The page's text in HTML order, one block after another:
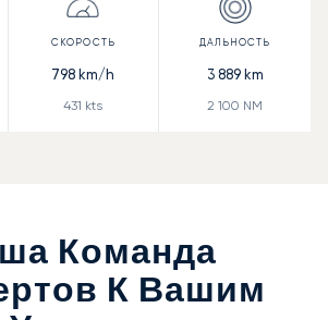
798 km/h
431 kts
3 889km
2 100 NM
Команда
К Вашим